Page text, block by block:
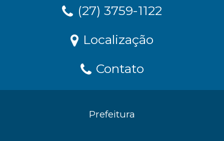
(27) 3759-1122
Localização
Contato
Prefeitura